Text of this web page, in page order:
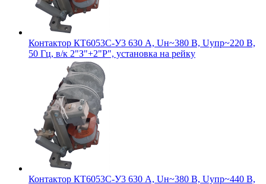
Контактор КТ6053С-У3 630 А, Uн~380 В, Uупр~220 В,
50 Гц, в/к 2"З"+2"Р", установка на рейку
Контактор КТ6053С-У3 630 А, Uн~380 В, Uупр~440 В,